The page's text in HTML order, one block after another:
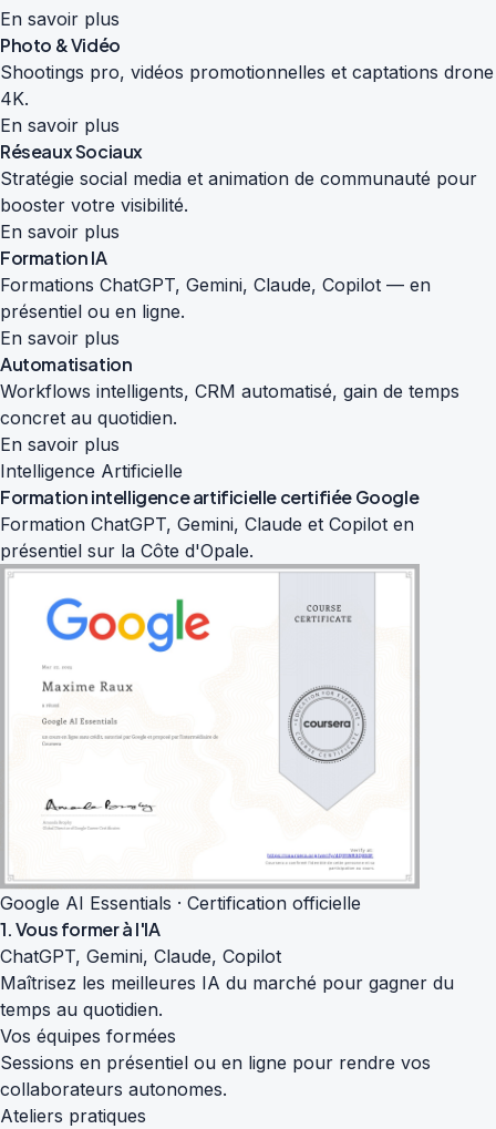
En savoir plus
Photo & Vidéo
Shootings pro, vidéos promotionnelles et captations drone
4K.
En savoir plus
Réseaux Sociaux
Stratégie social media et animation de communauté pour
booster votre visibilité.
En savoir plus
Formation IA
Formations ChatGPT, Gemini, Claude, Copilot — en
présentiel ou en ligne.
En savoir plus
Automatisation
Workflows intelligents, CRM automatisé, gain de temps
concret au quotidien.
En savoir plus
Intelligence Artificielle
Formation intelligence artificiellecertifiée Google
Formation ChatGPT, Gemini, Claude et Copilot en
présentiel sur la Côte d'Opale.
Google AI Essentials · Certification officielle
1. Vous former à l'IA
ChatGPT, Gemini, Claude, Copilot
Maîtrisez les meilleures IA du marché pour gagner du
temps au quotidien.
Vos équipes formées
Sessions en présentiel ou en ligne pour rendre vos
collaborateurs autonomes.
Ateliers pratiques